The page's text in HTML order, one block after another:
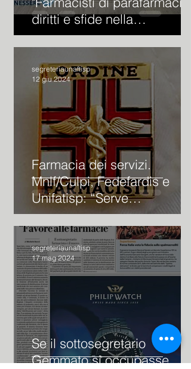
diritti e sfide nella
professione"
Farmacia dei servizi.
Mnlf/Culpi, Fedefardis e
Unifatisp: “Serve
cambiamento radicale
professione”
segreteriaunaftisp
12 giu 2024
Se il sottosegretario
Gemmato si occupasse
segreteriaunaftisp
17 mag 2024